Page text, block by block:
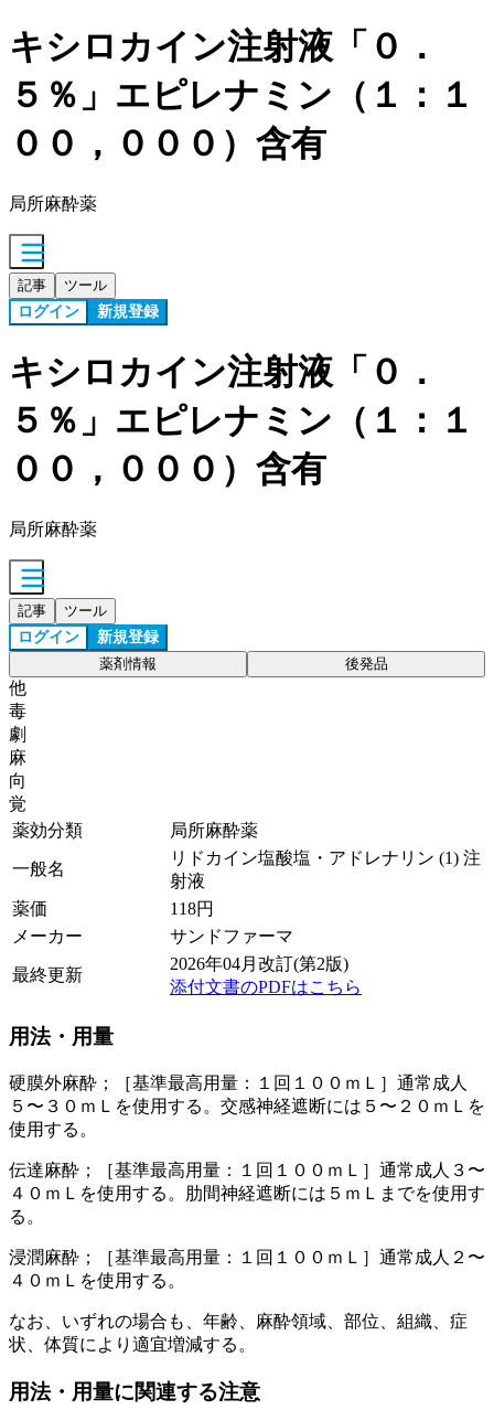
キシロカイン注射液「０．
５％」エピレナミン（１：１
００，０００）含有
局所麻酔薬
記事 ツール
ログイン 新規登録
キシロカイン注射液「０．
５％」エピレナミン（１：１
００，０００）含有
局所麻酔薬
記事 ツール
ログイン 新規登録
薬剤情報 後発品
他
毒
劇
麻
向
覚
薬効分類
局所麻酔薬
一般名
リドカイン塩酸塩・アドレナリン (1) 注
射液
薬価
118円
メーカー
サンドファーマ
最終更新
2026年04月改訂(第2版)
添付文書のPDFはこちら
用法・用量
硬膜外麻酔；［基準最高用量：１回１００ｍＬ］通常成人
５〜３０ｍＬを使用する。交感神経遮断には５〜２０ｍＬを
使用する。
伝達麻酔；［基準最高用量：１回１００ｍＬ］通常成人３〜
４０ｍＬを使用する。肋間神経遮断には５ｍＬまでを使用す
る。
浸潤麻酔；［基準最高用量：１回１００ｍＬ］通常成人２〜
４０ｍＬを使用する。
なお、いずれの場合も、年齢、麻酔領域、部位、組織、症
状、体質により適宜増減する。
用法・用量に関連する注意